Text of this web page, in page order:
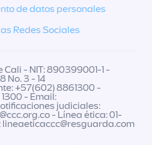
de datos personales
Redes Sociales
- NIT: 890399001-1 -
No. 3 - 14
+57(602) 8861300 -
- Email:
judiciales:
- Línea ética: 01-
lineaeticaccc@resguarda.com